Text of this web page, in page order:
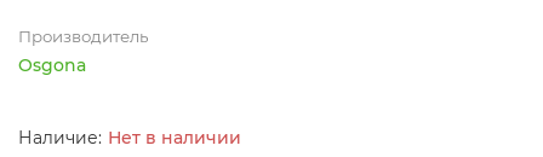
Производитель
Osgona
Нет в наличии